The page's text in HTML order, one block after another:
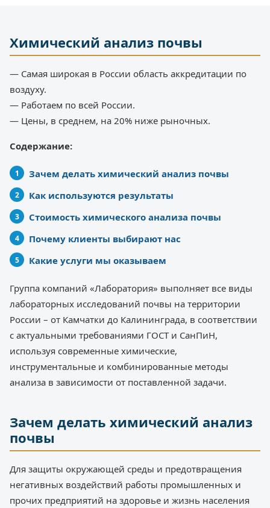
Химический анализ почвы
— Самая широкая в России область аккредитации по
воздуху.
— Работаем по всей России.
— Цены, в среднем, на 20% ниже рыночных.
Содержание:
Зачем делать химический анализ почвы
Как используются результаты
Стоимость химического анализа почвы
Почему клиенты выбирают нас
Какие услуги мы оказываем
Группа компаний «Лаборатория» выполняет все виды
лабораторных исследований почвы на территории
России – от Камчатки до Калининграда, в соответствии
с актуальными требованиями ГОСТ и СанПиН,
используя современные химические,
инструментальные и комбинированные методы
анализа в зависимости от поставленной задачи.
Зачем делать химический анализ
почвы
Для защиты окружающей среды и предотвращения
негативных воздействий работы промышленных и
прочих предприятий на здоровье и жизнь населения